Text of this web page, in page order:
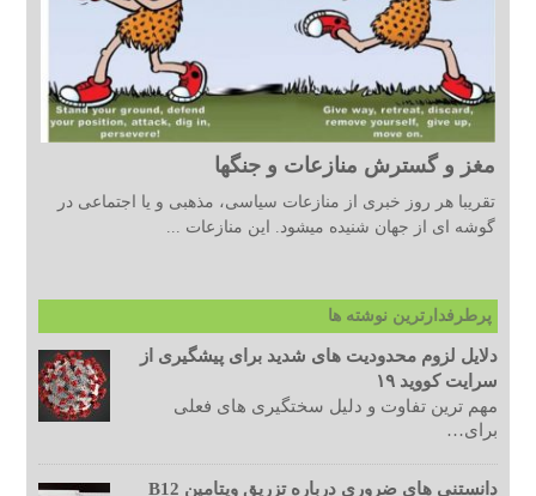
مغز و گسترش منازعات و جنگها
تقریبا هر روز خبری از منازعات سیاسی، مذهبی و یا اجتماعی در
گوشه ای از جهان شنیده میشود. این منازعات ...
پرطرفدارترین نوشته ها
دلایل لزوم محدودیت های شدید برای پیشگیری از
سرایت کووید ۱۹
مهم ترین تفاوت و دلیل سختگیری های فعلی
برای…
دانستنی های ضروری درباره تزریق ویتامین B12